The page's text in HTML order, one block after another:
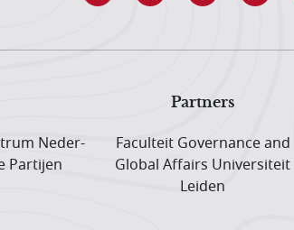
Partners
Neder­
Partijen
Faculteit Governance and
Global Affairs Universiteit
Leiden